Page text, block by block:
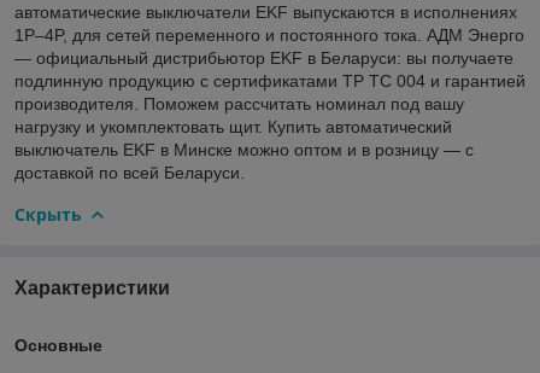
автоматические выключатели EKF выпускаются в исполнениях
1P–4P, для сетей переменного и постоянного тока. АДМ Энерго
— официальный дистрибьютор EKF в Беларуси: вы получаете
подлинную продукцию с сертификатами ТР ТС 004 и гарантией
производителя. Поможем рассчитать номинал под вашу
нагрузку и укомплектовать щит. Купить автоматический
выключатель EKF в Минске можно оптом и в розницу — с
доставкой по всей Беларуси.
Скрыть
Характеристики
Основные